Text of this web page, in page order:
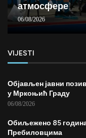
атмосфере
06/08/2026
VIJESTI
Објављен јавни
у Мркоњић Граду
06/08/2026
Обиљежено 85
Пребиловцима